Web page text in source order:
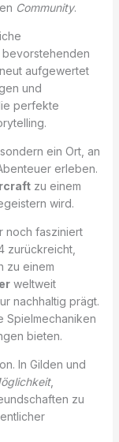
Community.
bevorstehenden
aufgewertet
und
perfekte
ein Ort, an
erleben.
zu einem
wird.
noch fasziniert
zurückreicht,
zu einem
weltweit
nachhaltig prägt.
Spielmechaniken
bieten.
In Gilden und
,
zu